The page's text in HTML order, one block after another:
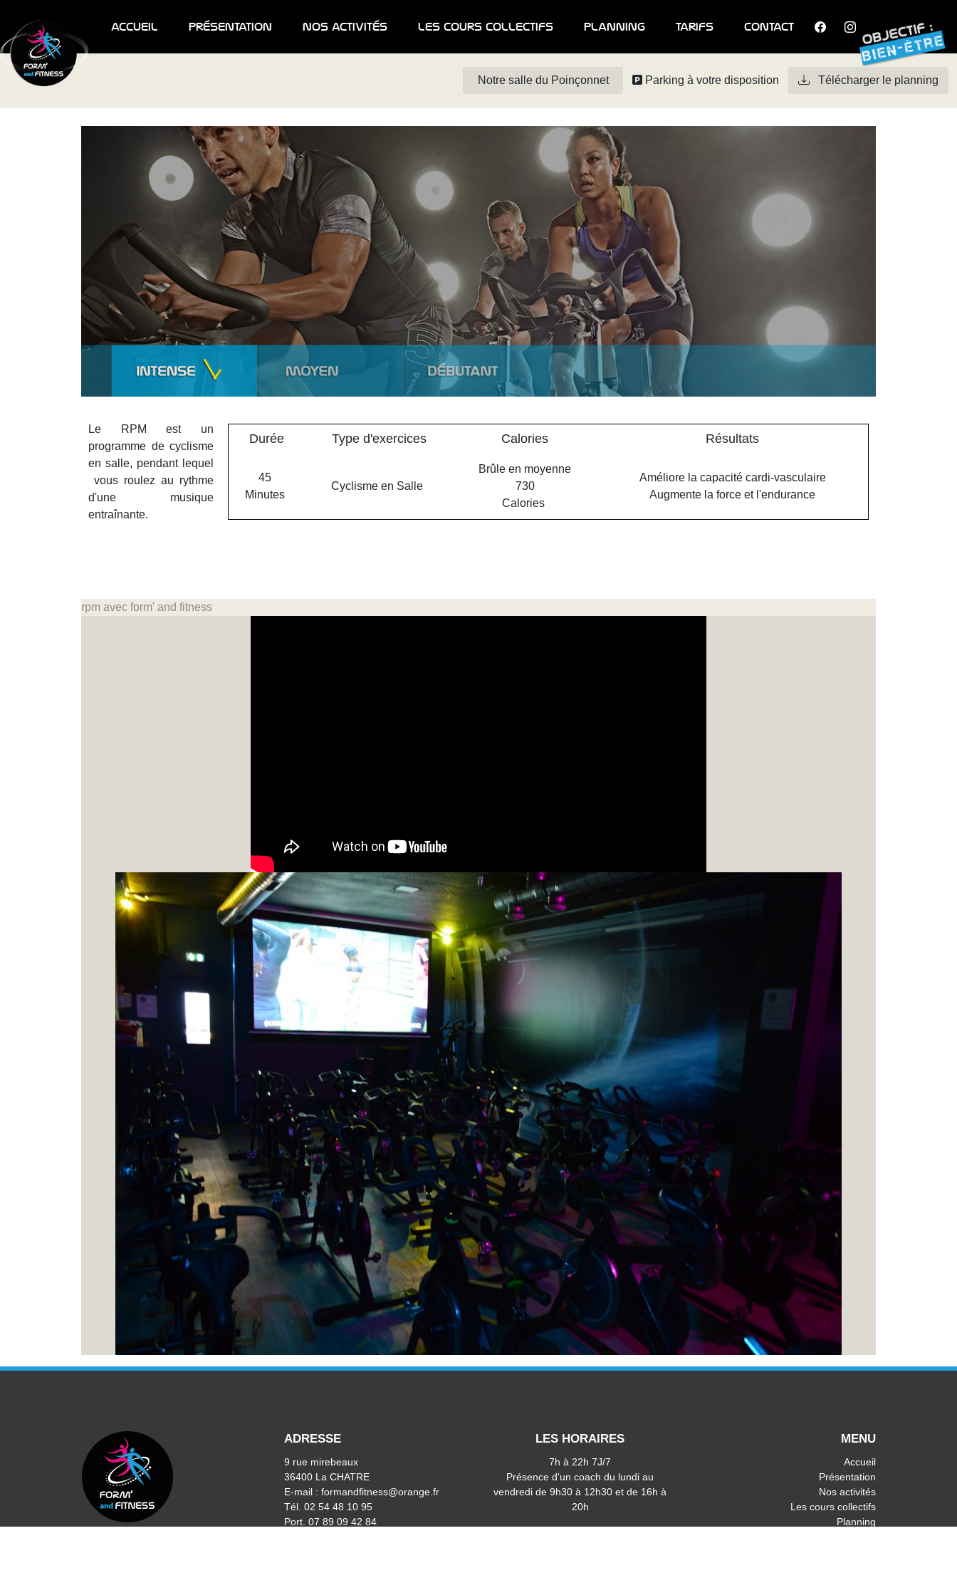
accueil présentation nos activités les cours collectifs planning tarifs contact
Notre salle du Poinçonnet Parking à votre disposition Télécharger le planning
Le RPM est un
programme de cyclisme
en salle, pendant lequel
vous roulez au rythme
d'une musique
entraînante.
Durée Type d'exercices Calories Résultats
45
Minutes
Cyclisme en Salle
Brûle en moyenne
730
Calories
Améliore la capacité cardi-vasculaire
Augmente la force et l'endurance
rpm avec form' and fitness
ADRESSE
9 rue mirebeaux
36400 La CHATRE
E-mail : formandfitness@orange.fr
Tél. 02 54 48 10 95
Port. 07 89 09 42 84
LES HORAIRES
7h à 22h 7J/7
Présence d'un coach du lundi au
vendredi de 9h30 à 12h30 et de 16h à
20h
MENU
Accueil
Présentation
Nos activités
Les cours collectifs
Planning